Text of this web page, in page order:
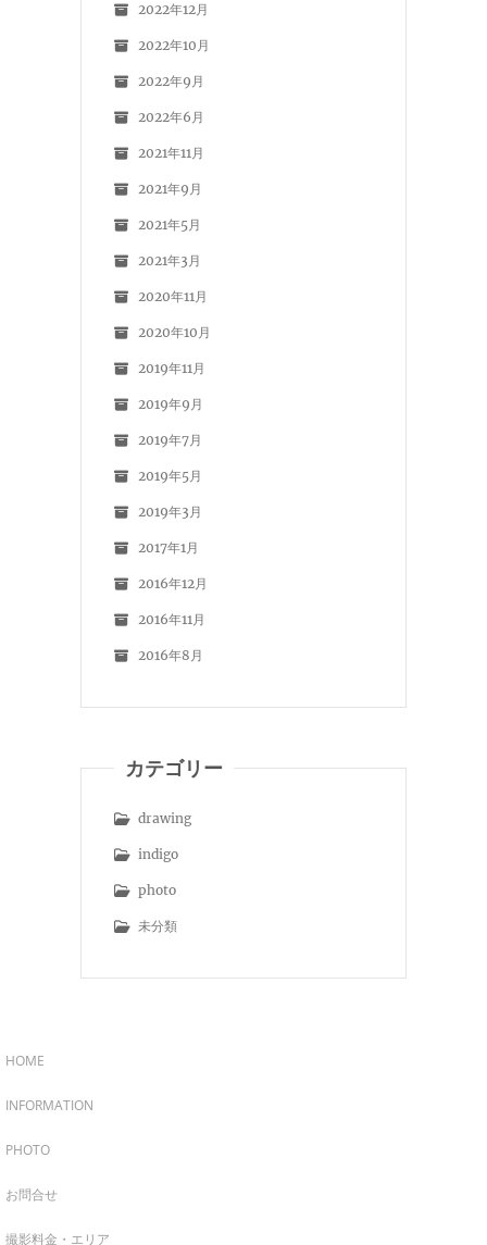
2022年12月
2022年10月
2022年9月
2022年6月
2021年11月
2021年9月
2021年5月
2021年3月
2020年11月
2020年10月
2019年11月
2019年9月
2019年7月
2019年5月
2019年3月
2017年1月
2016年12月
2016年11月
2016年8月
カテゴリー
drawing
indigo
photo
未分類
HOME
INFORMATION
PHOTO
お問合せ
撮影料金・エリア